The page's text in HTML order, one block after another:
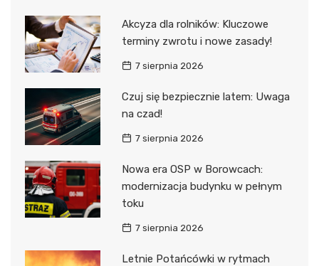
Akcyza dla rolników: Kluczowe
terminy zwrotu i nowe zasady!
7 sierpnia 2026
Czuj się bezpiecznie latem: Uwaga
na czad!
7 sierpnia 2026
Nowa era OSP w Borowcach:
modernizacja budynku w pełnym
toku
7 sierpnia 2026
Letnie Potańcówki w rytmach